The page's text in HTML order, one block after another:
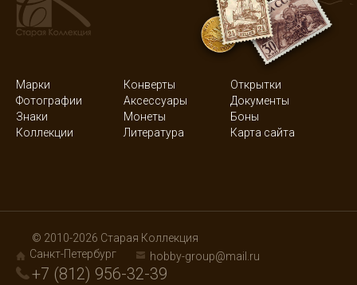
Марки Конверты
Открытки
Фотографии
Аксессуары
Документы
Знаки
Монеты
Боны
Коллекции
Литература Карта сайта
© 2010-2026 Старая Коллекция
Санкт-Петербург
hobby-group@mail.ru
+7 (812) 956-32-39